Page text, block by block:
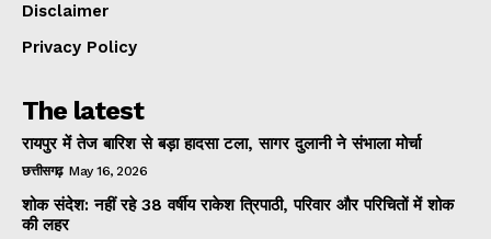
Disclaimer
Privacy Policy
The latest
रायपुर में तेज बारिश से बड़ा हादसा टला, सागर दुलानी ने संभाला मोर्चा
छत्तीसगढ़ May 16, 2026
शोक संदेश: नहीं रहे 38 वर्षीय राकेश त्रिपाठी, परिवार और परिचितों में शोक
की लहर